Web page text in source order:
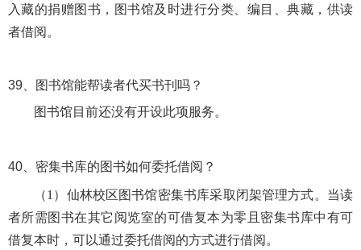
入藏的捐赠图书，图书馆及时进行分类、编目、典藏，供读
者借阅。
39、
图书馆能帮读者代买书刊吗？
图书馆目前还没有开设此项服务。
40、 密集书库的图书如何委托借阅？
（1）仙林校区图书馆密集书库采取闭架管理方式。当读
者所需图书在其它阅览室的可借复本为零且密集书库中有可
借复本时，可以通过委托借阅的方式进行借阅。